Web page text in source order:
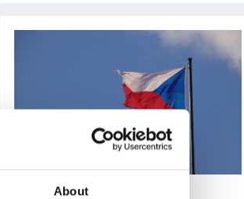
About